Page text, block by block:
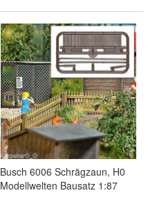
Busch 6006 Schrägzaun, H0
Modellwelten Bausatz 1:87